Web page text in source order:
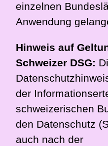
einzelnen
Anwendung
Hinweis auf
Schweizer DSG:
der
schweizerischen
den Datenschutz
auch nach der